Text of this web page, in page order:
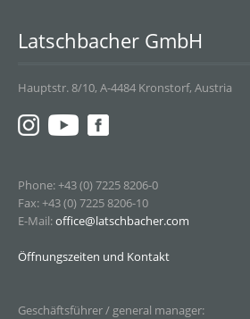
Latschbacher GmbH
Hauptstr. 8/10, A-4484 Kronstorf, Austria
Phone: +43 (0) 7225 8206-0
Fax: +43 (0) 7225 8206-10
E-Mail:office@latschbacher.com
Öffnungszeiten und Kontakt
Geschäftsführer / general manager: